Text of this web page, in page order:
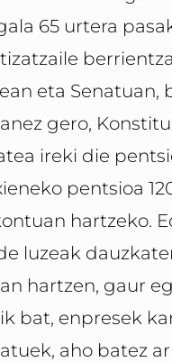
65 urtera
eta
gero,
ireki die
pentsioa
hartzeko.
luzeak
hartzen, gaur
bat, enpresek
aho batez